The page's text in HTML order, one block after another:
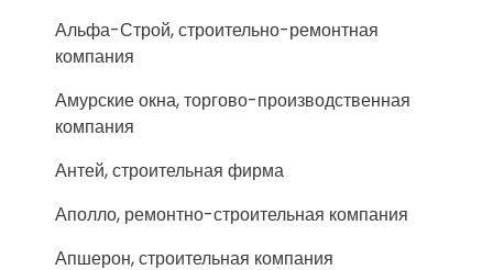
Альфа-Строй, строительно-ремонтная
компания
Амурские окна, торгово-производственная
компания
Антей, строительная фирма
Аполло, ремонтно-строительная компания
Апшерон, строительная компания